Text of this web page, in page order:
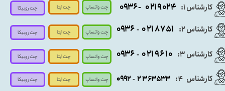
کارشناس ۱: ۰۲۱۹۰۲۴ - ۰۹۳۶
کارشناس ۳: ۰۲۱۹۶۱۰ -۰۹۳۶
کارشناس ۲: ۰۲۱۸۷۵۱ - ۰۹۳۶
کارشناس 4
: ۲۳۶۳۵۳۳ - ۰۹۹۲
چت واتساپ
چت واتساپ
چت واتساپ
چت واتساپ
چت ایتا
چت ایتا
چت ایتا
چت ایتا
چت روبیکا
چت روبیکا
چت روبیکا
چت روبیکا